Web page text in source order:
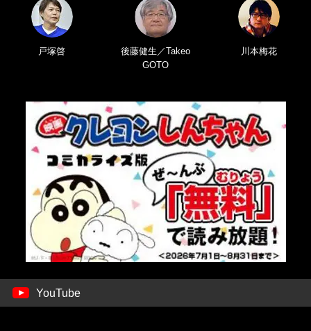
戸塚啓
後藤健生／Takeo
GOTO
川本梅花
YouTube